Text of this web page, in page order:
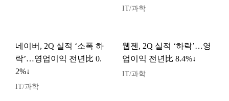
IT/과학
네이버, 2Q 실적 ‘소폭 하
락’…영업이익 전년比 0.
2%↓
IT/과학
웹젠, 2Q 실적 ‘하락’…영
업이익 전년比 8.4%↓
IT/과학